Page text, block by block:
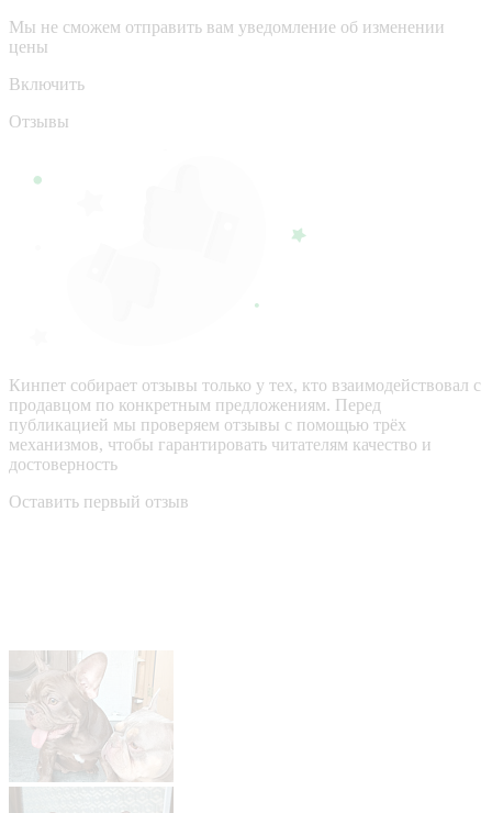
Мы не сможем отправить вам уведомление об изменении
цены
Включить
Отзывы
Кинпет собирает отзывы только у тех, кто взаимодействовал с
продавцом по конкретным предложениям. Перед
публикацией мы проверяем отзывы с помощью трёх
механизмов, чтобы гарантировать читателям качество и
достоверность
Оставить первый отзыв